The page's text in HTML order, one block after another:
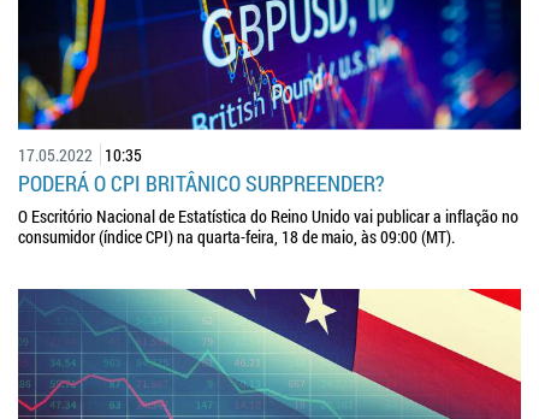
17.05.2022 10:35
PODERÁ O CPI BRITÂNICO SURPREENDER?
O Escritório Nacional de Estatística do Reino Unido vai publicar a inflação no
consumidor (índice CPI) na quarta-feira, 18 de maio, às 09:00 (MT).